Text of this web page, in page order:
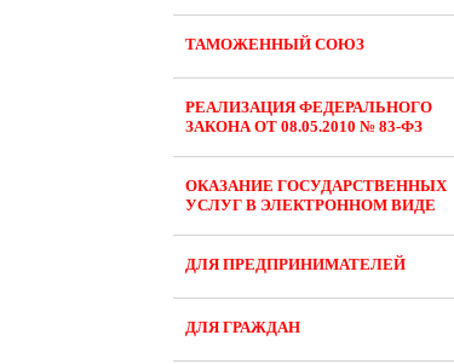
ТАМОЖЕННЫЙ СОЮЗ
РЕАЛИЗАЦИЯ ФЕДЕРАЛЬНОГО
ЗАКОНА ОТ 08.05.2010 № 83-ФЗ
ОКАЗАНИЕ ГОСУДАРСТВЕННЫХ
УСЛУГ В ЭЛЕКТРОННОМ ВИДЕ
ДЛЯ ПРЕДПРИНИМАТЕЛЕЙ
ДЛЯ ГРАЖДАН